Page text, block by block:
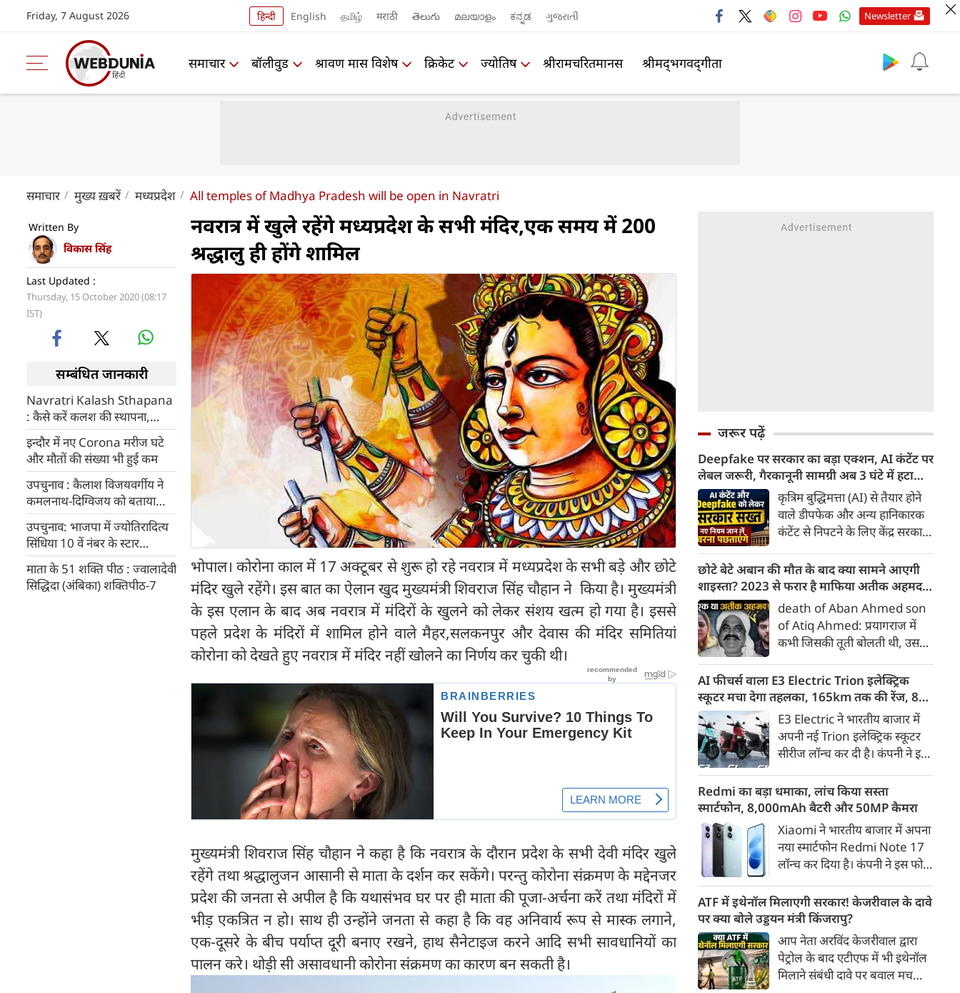
Friday, 7 August 2026 हिन्दी English தமிழ் मराठी తెలుగు മലയാളം ಕನ್ನಡ ગુજરાતી Newsletter
समाचार बॉलीवुड श्रावण मास विशेष क्रिकेट ज्योतिष श्रीरामचरितमानस श्रीमद्‍भगवद्‍गीता
समाचार मुख्य ख़बरें मध्यप्रदेश All temples of Madhya Pradesh will be open in Navratri
Written By
विकास सिंह
Last Updated :
Thursday, 15 October 2020 (08:17
IST)
सम्बंधित जानकारी
Navratri Kalash Sthapana
: कैसे करें कलश की स्थापना,
जानिए सरल प्रामाणिक विधि
इन्दौर में नए Corona मरीज घटे
और मौतों की संख्या भी हुई कम
उपचुनाव : कैलाश विजयवर्गीय ने
कमलनाथ-दिग्विजय को बताया
चुन्नू-मुन्नू, कहा- दोनों कलाकार
उपचुनाव: भाजपा में ज्योतिरादित्य
सिंधिया 10 वें नंबर के स्टार
प्रचारक,कांग्रेस ने कसा तंज
माता के 51 शक्ति पीठ : ज्वालादेवी
सिद्धिदा (अंबिका) शक्तिपीठ-7
नवरात्र में खुले रहेंगे मध्यप्रदेश के सभी मंदिर,एक समय में 200
श्रद्धालु ही होंगे शामिल
भोपाल। कोरोना काल में 17 अक्टूबर से शुरू हो रहे नवरात्र में मध्यप्रदेश के सभी बड़े और छोटे
मंदिर खुले रहेंगे। इस बात का ऐलान खुद मुख्यमंत्री शिवराज सिंह चौहान ने किया है। मुख्यमंत्री
के इस एलान के बाद अब नवरात्र में मंदिरों के खुलने को लेकर संशय खत्म हो गया है। इससे
पहले प्रदेश के मंदिरों में शामिल होने वाले मैहर,सलकनपुर और देवास की मंदिर समितियां
कोरोना को देखते हुए नवरात्र में मंदिर नहीं खोलने का निर्णय कर चुकी थी।
मुख्यमंत्री शिवराज सिंह चौहान ने कहा है कि नवरात्र के दौरान प्रदेश के सभी देवी मंदिर खुले
रहेंगे तथा श्रद्धालुजन आसानी से माता के दर्शन कर सकेंगे। परन्तु कोरोना संक्रमण के मद्देनजर
प्रदेश की जनता से अपील है कि यथासंभव घर पर ही माता की पूजा-अर्चना करें तथा मंदिरों में
भीड़ एकत्रित न हो। साथ ही उन्होंने जनता से कहा है कि वह अनिवार्य रूप से मास्क लगाने,
एक-दूसरे के बीच पर्याप्त दूरी बनाए रखने, हाथ सैनेटाइज करने आदि सभी सावधानियों का
पालन करे। थोड़ी सी असावधानी कोरोना संक्रमण का कारण बन सकती है।
जरूर पढ़ें
Deepfake पर सरकार का बड़ा एक्शन, AI कंटेंट पर
लेबल जरूरी, गैरकानूनी सामग्री अब 3 घंटे में हटानी
होगी, नए नियम जान लें वरना पछताएंगे
कृत्रिम बुद्धिमत्ता (AI) से तैयार होने
वाले डीपफेक और अन्य हानिकारक
कंटेंट से निपटने के लिए केंद्र सरकार
किया है। सरकार ने AI से तैयार कंटेंट
पर स्पष्ट लेबल और पहचान योग्य
मेटाडेटा उपलब्ध कराना अनिवार्य
किया है। साथ ही, सरकारी या
न्यायालय के आदेश के आधार पर
गैरकानूनी जानकारी हटाने की
समयसीमा 36 घंटे से घटाकर 3 घंटे
कर दी गई है।
छोटे बेटे अबान की मौत के बाद क्या सामने आएगी
शाइस्ता? 2023 से फरार है माफिया अतीक अहमद
की पत्नी
death of Aban Ahmed son
of Atiq Ahmed: प्रयागराज में
कभी जिसकी तूती बोलती थी, उस
अहमद के कुनबे पर कानून और
किस्मत की दोहरी मार पड़ रही है।
जिस झांसी जिले में अप्रैल 2023 में
अतीक के एनकाउंटर में मारे गए बेटे
असद की सांसें थमी थीं, उसी झांसी में
अब उसके छोटे बेटे अबान की भीषण
सड़क दुर्घटना में जान चली गई है।
AI फीचर्स वाला E3 Electric Trion इलेक्ट्रिक
स्कूटर मचा देगा तहलका, 165km तक की रेंज, 8
साल की बैटरी वारंटी, कीमत जानेंगे तो हो जाएंगे
हैरान
E3 Electric ने भारतीय बाजार में
अपनी नई Trion इलेक्ट्रिक स्कूटर
सीरीज लॉन्च कर दी है। कंपनी ने इसे
पेश किया है। Trion की शुरुआती
कीमत 99,999 रुपए (एक्स-शोरूम,
बेंगलुरु) रखी गई है। फिलहाल इसकी
बुकिंग बेंगलुरु के ग्राहकों के लिए
कंपनी की आधिकारिक वेबसाइट के
जरिए शुरू की गई है। आने वाले समय
में इसे दूसरे शहरों में भी उपलब्ध
कराया जाएगा।
Redmi का बड़ा धमाका, लांच किया सस्ता
स्मार्टफोन, 8,000mAh बैटरी और 50MP कैमरा
Xiaomi ने भारतीय बाजार में अपना
नया स्मार्टफोन Redmi Note 17
लॉन्च कर दिया है। कंपनी ने इस फोन
डिस्प्ले, 8,000mAh की बड़ी बैटरी
और Qualcomm Snapdragon
चिपसेट के साथ पेश किया है। फोन में
50MP का मेन कैमरा दिया गया है।
इसके अलावा Redmi Note 17 में
Corning Gorilla Glass 7i
ATF में इथेनॉल मिलाएगी सरकार! केजरीवाल के दावे
पर क्या बोले उड्डयन मंत्री किंजरापु?
आप नेता अरविंद केजरीवाल द्वारा
पेट्रोल के बाद एटीएफ में भी इथेनॉल
मिलाने संबंधी दावे पर बवाल मच